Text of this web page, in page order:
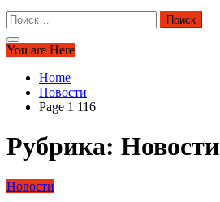
Найти:
You are Here
Home
Новости
Page 1 116
Рубрика: Новости
Новости